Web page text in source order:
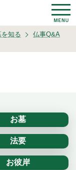
を知る
仏事Q&A
お墓
法要
お彼岸